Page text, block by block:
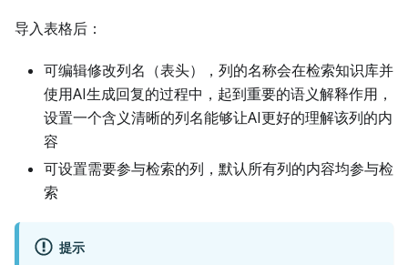
导入表格后：
可编辑修改列名（表头），列的名称会在检索知识库并
使用AI生成回复的过程中，起到重要的语义解释作用，
设置一个含义清晰的列名能够让AI更好的理解该列的内
容
可设置需要参与检索的列，默认所有列的内容均参与检
索
提示